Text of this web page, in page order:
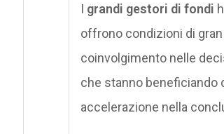
I grandi gestori di fondi
offrono condizioni di
coinvolgimento nelle
che stanno beneficiando
accelerazione nella